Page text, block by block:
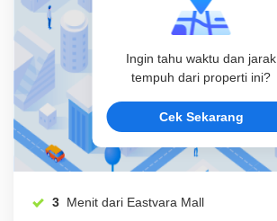
Ingin tahu waktu dan jarak
tempuh dari properti ini?
Cek Sekarang
3 Menit dari Eastvara Mall